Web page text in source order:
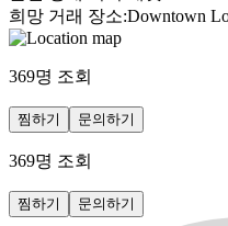
희망 거래 장소:Downtown
369명 조회
찜하기 문의하기
369명 조회
찜하기 문의하기